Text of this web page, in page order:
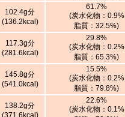
102.4g分
(136.2kcal)
61.7%
(炭水化物：0.9%
脂質：32.5%)
117.3g分
(281.6kcal)
29.8%
(炭水化物：0.2%
脂質：65.3%)
145.8g分
(541.0kcal)
15.5%
(炭水化物：0.2%
脂質：79.8%)
138.2g分
22.6%
(炭水化物：0.1%